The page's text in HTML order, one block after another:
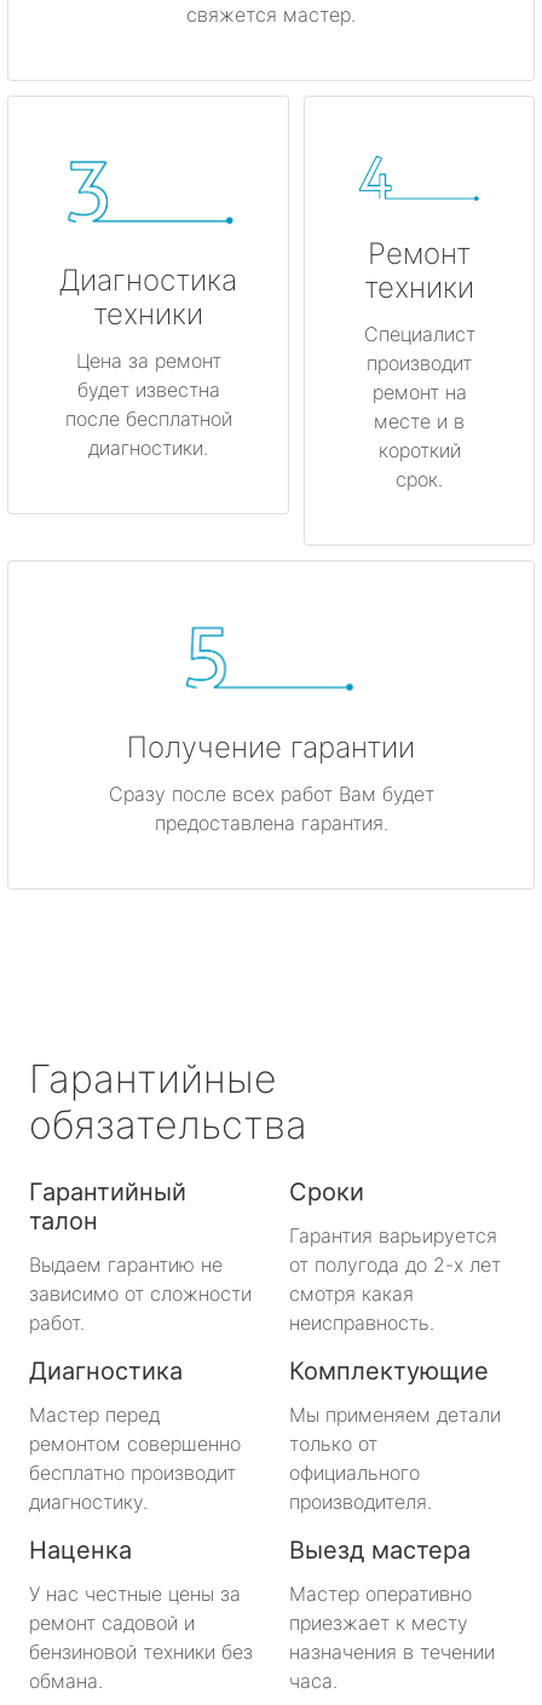
свяжется мастер.
Диагностика
техники
Цена за ремонт
будет известна
после бесплатной
диагностики.
Ремонт
техники
Специалист
производит
ремонт на
месте и в
короткий
срок.
Получение гарантии
Сразу после всех работ Вам будет
предоставлена гарантия.
Гарантийные
обязательства
Гарантийный
талон
Выдаем гарантию не
зависимо от сложности
работ.
Сроки
Гарантия варьируется
от полугода до 2-х лет
смотря какая
неисправность.
Диагностика
Мастер перед
ремонтом совершенно
бесплатно производит
диагностику.
Комплектующие
Мы применяем детали
только от
официального
производителя.
Наценка
У нас честные цены за
ремонт садовой и
бензиновой техники без
обмана.
Выезд мастера
Мастер оперативно
приезжает к месту
назначения в течении
часа.